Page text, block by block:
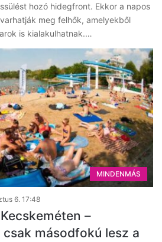
hozó hidegfront. Ekkor a napos
meg felhők, amelyekből
is kialakulhatnak.…
MINDENMÁS
6. 17:48
–
másodfokú lesz a